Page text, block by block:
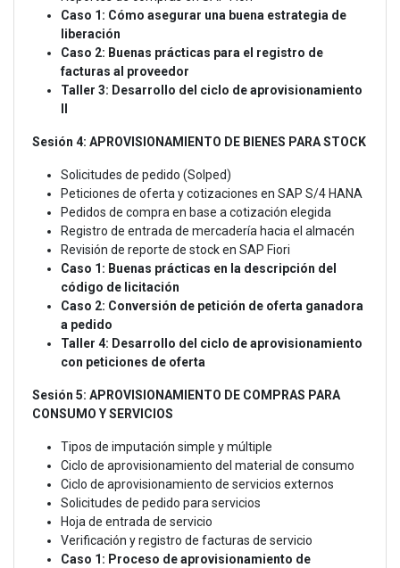
Caso 1: Cómo asegurar una buena estrategia de
liberación
Caso 2: Buenas prácticas para el registro de
facturas al proveedor
Taller 3: Desarrollo del ciclo de aprovisionamiento
Sesión 4: APROVISIONAMIENTO DE BIENES PARA STOCK
Solicitudes de pedido (Solped)
Peticiones de oferta y cotizaciones en SAP S/4 HANA
Pedidos de compra en base a cotización elegida
Registro de entrada de mercadería hacia el almacén
Revisión de reporte de stock en SAP Fiori
Caso 1: Buenas prácticas en la descripción del
código de licitación
Caso 2: Conversión de petición de oferta ganadora
a pedido
Taller 4: Desarrollo del ciclo de aprovisionamiento
con peticiones de oferta
Sesión 5: APROVISIONAMIENTO DE COMPRAS PARA
CONSUMO Y SERVICIOS
Tipos de imputación simple y múltiple
Ciclo de aprovisionamiento del material de consumo
Ciclo de aprovisionamiento de servicios externos
Solicitudes de pedido para servicios
Hoja de entrada de servicio
Verificación y registro de facturas de servicio
Caso 1: Proceso de aprovisionamiento de